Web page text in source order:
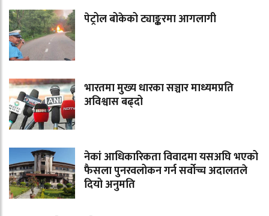
पेट्रोल बोकेको ट्याङ्करमा आगलागी
भारतमा मुख्य धारका सञ्चार माध्यमप्रति
अविश्वास बढ्दो
नेकां आधिकारिकता विवादमा यसअघि भएको
फैसला पुनरवलोकन गर्न सर्वोच्च अदालतले
दियो अनुमति